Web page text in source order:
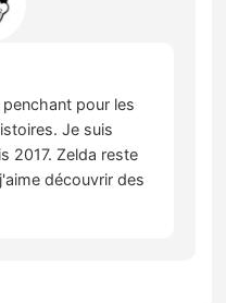
pour les
Je suis
2017. Zelda reste
découvrir des